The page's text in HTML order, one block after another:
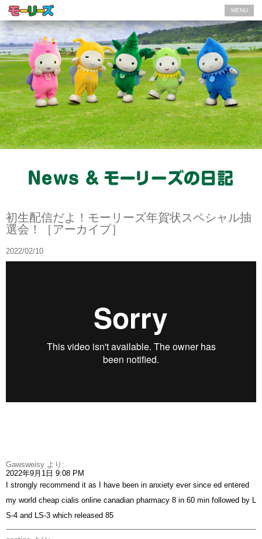
MENU
初生配信だよ！モーリーズ年賀状スペシャル抽
選会！［アーカイブ］
2022/02/10
Gawsweisy より:
2022年9月1日 9:08 PM
I strongly recommend it as I have been in anxiety ever since ed entered
my world cheap cialis online canadian pharmacy 8 in 60 min followed by L
S-4 and LS-3 which released 85